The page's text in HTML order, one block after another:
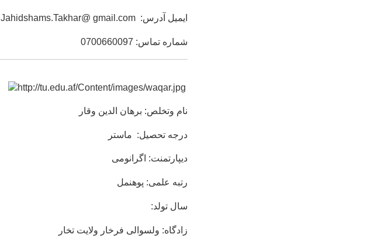
ایمیل آدرس: Jahidshams.Takhar@ gmail.com
شماره تماس: 0700660097
نام وتخلص: برهان الدین وقار
درجه تحصیل: ماستر
دیپارتمنت: اگرانومی
رتبه علمی: پوهنمل
سال تولد:
زادگاه: ولسوالی فرخار ولایت تخار